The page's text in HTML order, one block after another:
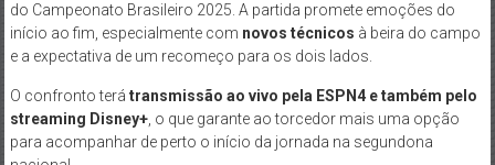
do Campeonato Brasileiro 2025. A partida promete emoções do
início ao fim, especialmente com novos técnicos à beira do campo
e a expectativa de um recomeço para os dois lados.
O confronto terá transmissão ao vivo pela ESPN4 e também pelo
streaming Disney+, o que garante ao torcedor mais uma opção
para acompanhar de perto o início da jornada na segundona